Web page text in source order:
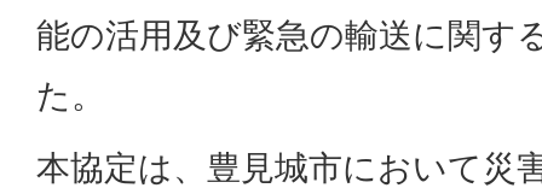
能の活用及び緊急の輸送に関す
た。
本協定は、豊見城市において災